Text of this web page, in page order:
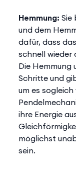
Hemmung:Sie
und dem
dafür, dass das
schnell wieder
Die Hemmung
Schritte und
um es
ihre Energie
möglichst
sein.